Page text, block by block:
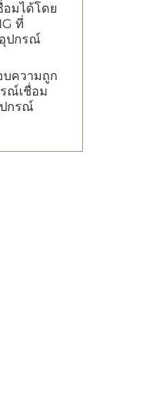
อมได้โดย
ที่
ปกรณ์
ความถูก
ณ์เชื่อม
กรณ์